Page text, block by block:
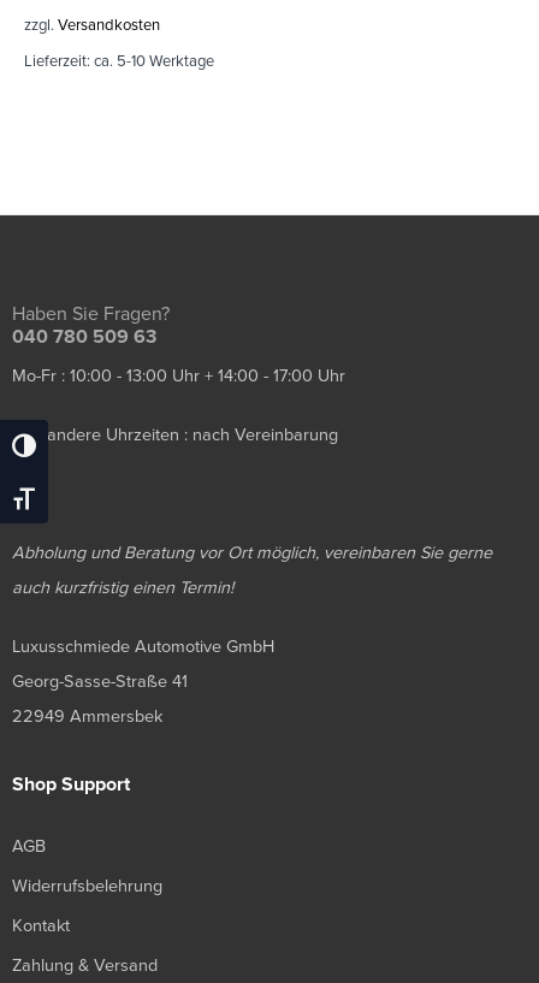
Umschalten Auf Hohe Kontraste
Schrift Vergrößern
zzgl. Versandkosten
Lieferzeit: ca. 5-10 Werktage
Haben Sie Fragen?
040 780 509 63
Mo-Fr : 10:00 - 13:00 Uhr + 14:00 - 17:00 Uhr
Sa / andere Uhrzeiten : nach Vereinbarung
Abholung und Beratung vor Ort möglich, vereinbaren Sie gerne
auch kurzfristig einen Termin!
Luxusschmiede Automotive GmbH
Georg-Sasse-Straße 41
22949 Ammersbek
Shop Support
AGB
Widerrufsbelehrung
Kontakt
Zahlung & Versand